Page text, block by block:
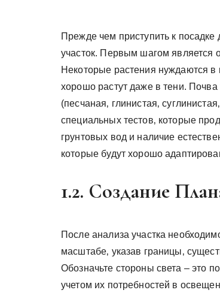
Прежде чем приступить к посадке
участок. Первым шагом является
Некоторые растения нуждаются в
хорошо растут даже в тени.
(песчаная‚ глинистая‚
специальных тестов‚ которые
грунтовых вод и наличие
которые будут хорошо
1.2. Создание
После анализа участка
масштабе‚ указав границы‚
Обозначьте стороны света – это
учетом их потребностей в